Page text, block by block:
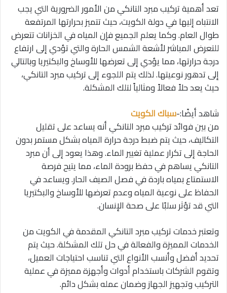
تعد أهمية تركيب مبرد التانكي من الأمور الضرورية التي يجب
الانتباه إليها في دولة الكويت، حيث تتميز بحرارتها المرتفعة
طوال العام. وكما يعلم الجميع فإن المياه في الخزانات تتعرض
للتعرض المباشر لأشعة الشمس الحارة والتي تؤدي إلى ارتفاع
درجة حرارتها، مما يؤدي إلى تعرضها للأوساخ والبكتيريا وبالتالي
إلى تدهور نوعيتها. لذلك يتم اللجوء إلى تركيب مبرد التانكي،
حيث يعد حلاً فعالاً ومثالياً لتلك المشكلة.
شاهد أيضًا:-سباك الكويت
من بين فوائد تركيب مبرد التانكي أنه يساعد على تقليل
التكاليف، حيث يتم ضبط درجة حرارة المياه بشكل مستمر بدون
الحاجة إلى تكرار عملية تغيير الماء. وهذا يعود إلى أن مبرد
التانكي يساهم في حفظ برودة الماء، مما يتيح فرصة
الاستمتاع بمياه باردة في فصل الصيف الحار. ويساعد في
الحفاظ على نوعية المياه وعدم تعرضها للأوساخ والبكتيريا
التي قد تؤثر سلبًا على صحة الإنسان.
وتعتبر خدمات تركيب مبرد التانكي المقدمة في الكويت من
الخدمات المميزة والفعالة في حل تلك المشكلة. حيث يتم
تحديد أفضل وأنسب الأنواع التي تناسب احتياجات العميل،
وتقوم الشركات باستخدام أدوات وأجهزة مميزة في عملية
التركيب وتجهيز الجهاز وضمان عمله بشكل دائم.